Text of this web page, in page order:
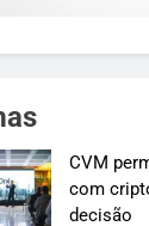
CVM
com
decisão